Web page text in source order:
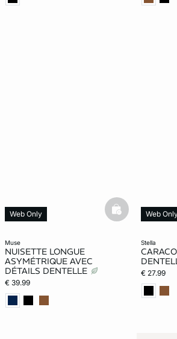
muse
NUISETTE LONGUE
ASYMÉTRIQUE AVEC
DÉTAILS DENTELLE
€ 39.99
Web Only basketfull
stella
€ 27.99
Web